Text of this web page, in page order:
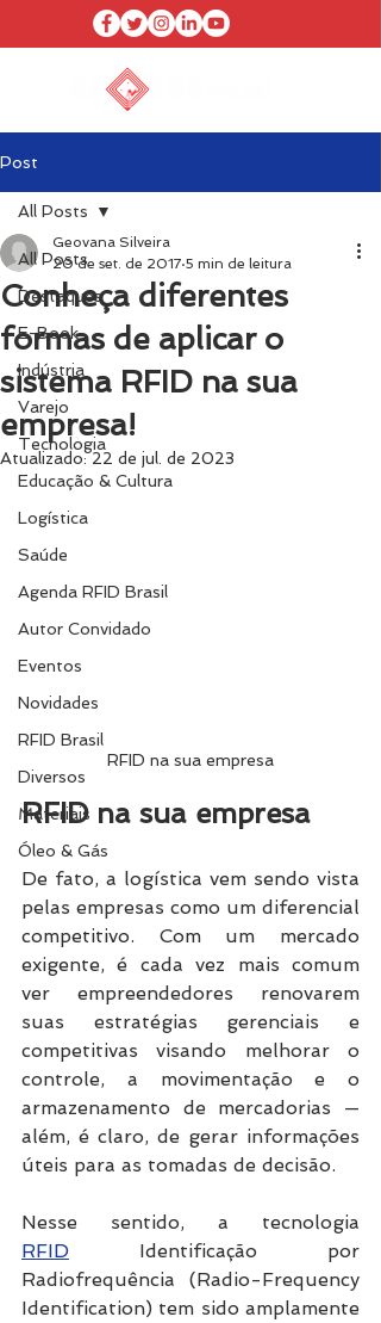
Post
All Posts
Destaques
E-Book
Indústria
Varejo
Tecnologia
Educação & Cultura
Logística
Saúde
Agenda RFID Brasil
Autor Convidado
Eventos
Novidades
RFID Brasil
Diversos
Materiais
Óleo & Gás
All Posts
Conheça diferentes
formas de aplicar o
sistema RFID na sua
empresa!
Geovana Silveira
20 de set. de 2017 5 min de leitura
Atualizado:22 de jul. de 2023
RFID na sua empresa
RFID na sua empresa
De fato, a logística vem sendo vista
pelas empresas como um diferencial
competitivo. Com um mercado
exigente, é cada vez mais comum
ver empreendedores renovarem
suas estratégias gerenciais e
competitivas visando melhorar o
controle, a movimentação e o
armazenamento de mercadorias —
além, é claro, de gerar informações
úteis para as tomadas de decisão.
RFID Identificação por
Radiofrequência (Radio-Frequency
Identification) tem sido amplamente